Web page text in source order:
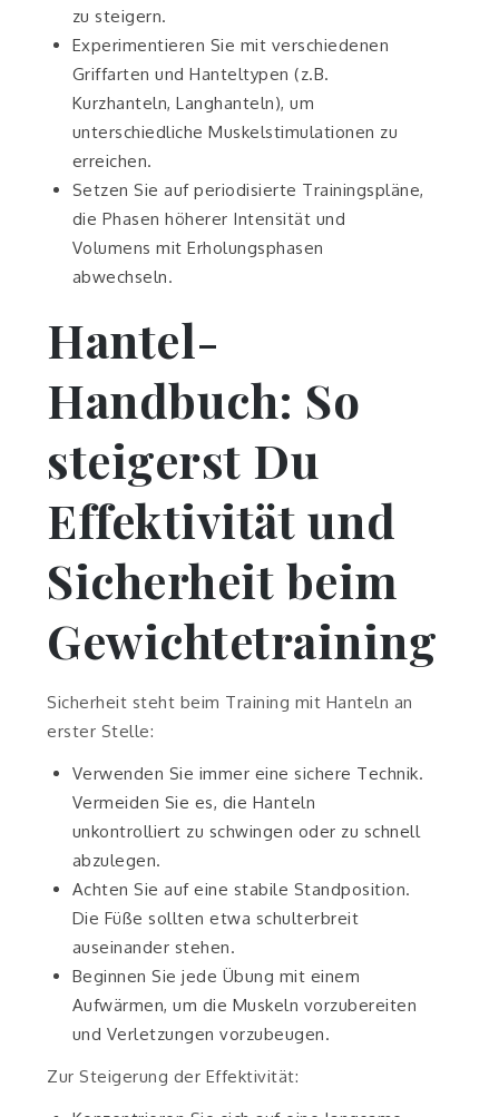
zu steigern.
Experimentieren Sie mit verschiedenen
Griffarten und Hanteltypen (z.B.
Kurzhanteln, Langhanteln), um
unterschiedliche Muskelstimulationen zu
erreichen.
Setzen Sie auf periodisierte Trainingspläne,
die Phasen höherer Intensität und
Volumens mit Erholungsphasen
abwechseln.
Hantel-
Handbuch: So
steigerst Du
Effektivität und
Sicherheit beim
Gewichtetraining
Sicherheit steht beim Training mit Hanteln an
erster Stelle:
Verwenden Sie immer eine sichere Technik.
Vermeiden Sie es, die Hanteln
unkontrolliert zu schwingen oder zu schnell
abzulegen.
Achten Sie auf eine stabile Standposition.
Die Füße sollten etwa schulterbreit
auseinander stehen.
Beginnen Sie jede Übung mit einem
Aufwärmen, um die Muskeln vorzubereiten
und Verletzungen vorzubeugen.
Zur Steigerung der Effektivität: